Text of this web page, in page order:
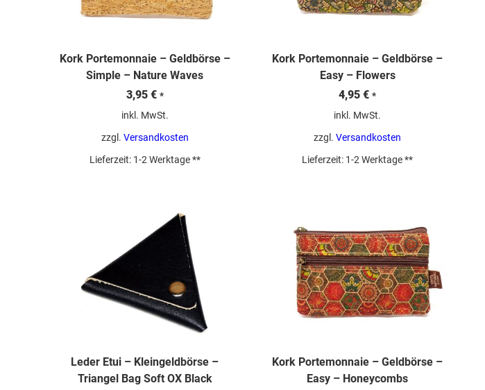
Kork Portemonnaie – Geldbörse –
Simple – Nature Waves
3,95 € *
inkl. MwSt.
zzgl. Versandkosten
Lieferzeit: 1-2 Werktage **
Kork Portemonnaie – Geldbörse –
Easy – Flowers
4,95€ *
inkl. MwSt.
zzgl.Versandkosten
Lieferzeit: 1-2 Werktage **
Leder Etui – Kleingeldbörse –
Triangel Bag Soft OX Black
Kork Portemonnaie – Geldbörse –
Easy – Honeycombs